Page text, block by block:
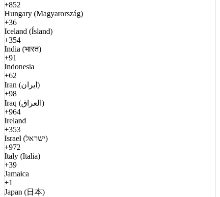
+852
Hungary (Magyarország)
+36
Iceland (Ísland)
+354
India (भारत)
+91
Indonesia
+62
Iran (ایران)
+98
Iraq (العراق)
+964
Ireland
+353
Israel (ישראל)
+972
Italy (Italia)
+39
Jamaica
+1
Japan (日本)